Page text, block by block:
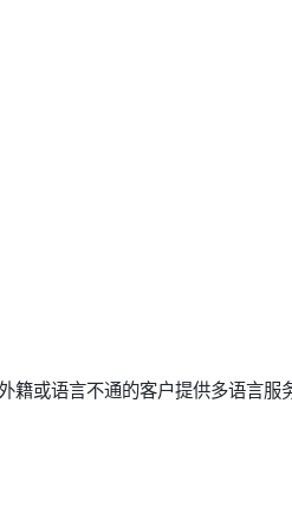
籍或语言不通的客户提供多语言服